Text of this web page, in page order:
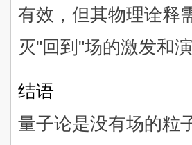
有效，但其物理诠
灭"回到"场的激发和演
结语
量子论是没有场的粒